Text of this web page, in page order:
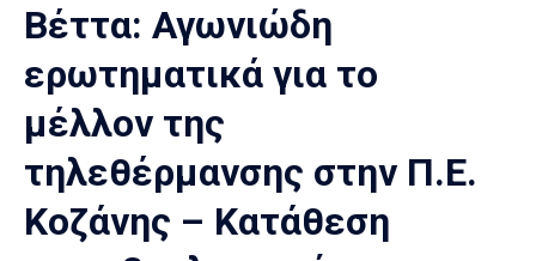
Βέττα: Αγωνιώδη
ερωτηματικά για το
μέλλον της
τηλεθέρμανσης στην Π.Ε.
Κοζάνης – Κατάθεση